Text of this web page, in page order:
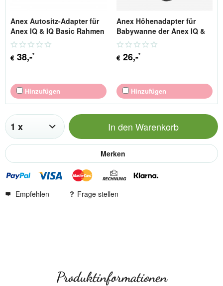
Anex Autositz-Adapter für
Anex IQ & IQ Basic Rahmen
€ 38,-*
Hinzufügen
Anex Höhenadapter für
Babywanne der Anex IQ &
IQ Basic Kinderwagen
€ 26,-*
Hinzufügen
In den Warenkorb
Merken
Empfehlen Frage stellen
Produktinformationen